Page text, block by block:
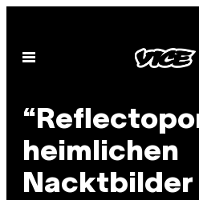
content
Open
heimlichen
Nacktbilder